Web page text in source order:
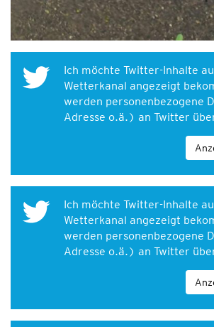
Ich möchte Twitter-Inhalte
Wetterkanal angezeigt
werden personenbezogene
Adresse o.ä.) an Twitter
Ich möchte Twitter-Inhalte
Wetterkanal angezeigt
werden personenbezogene
Adresse o.ä.) an Twitter